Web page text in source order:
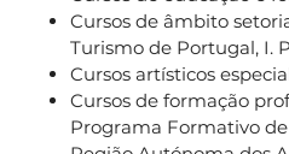
Cursos de âmbito
Turismo de Portugal, I.
Cursos artísticos
Cursos de formação
Programa Formativo